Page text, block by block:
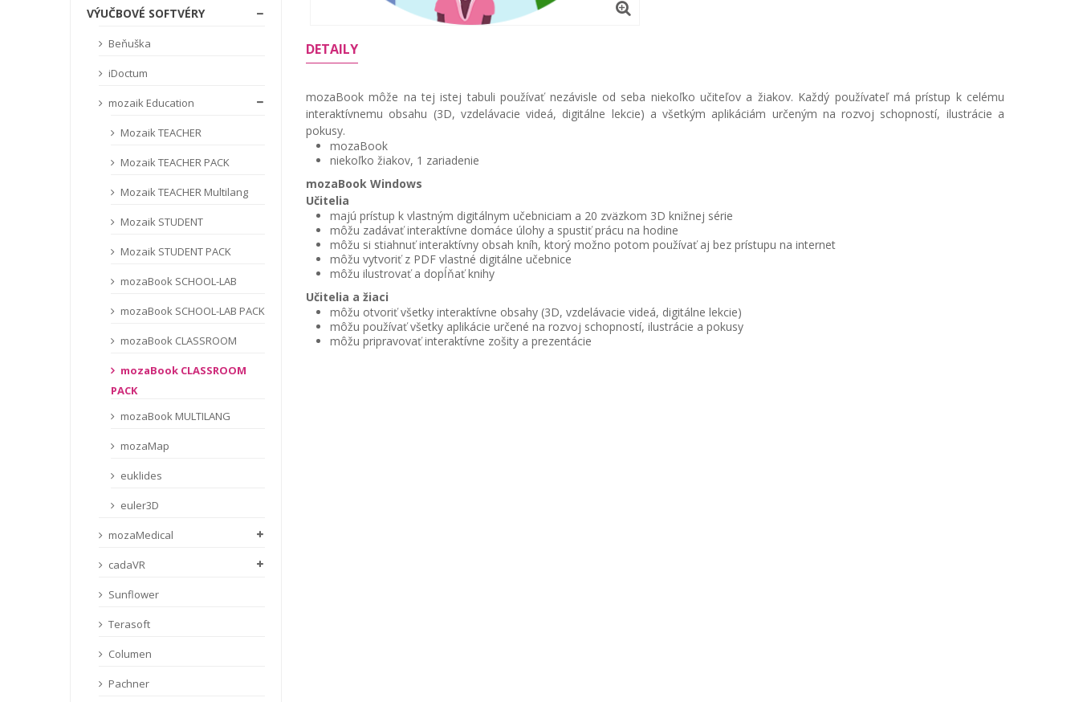
VÝUČBOVÉ SOFTVÉRY
Beňuška
iDoctum
mozaik Education
Mozaik TEACHER
Mozaik TEACHER PACK
Mozaik TEACHER Multilang
Mozaik STUDENT
Mozaik STUDENT PACK
mozaBook SCHOOL-LAB
mozaBook SCHOOL-LAB PACK
mozaBook CLASSROOM
mozaBook CLASSROOM
PACK
mozaBook MULTILANG
mozaMap
euklides
euler3D
mozaMedical
cadaVR
Sunflower
Terasoft
Columen
Pachner
DETAILY
mozaBook môže na tej istej tabuli používať nezávisle od seba niekoľko učiteľov a žiakov. Každý používateľ má prístup k celému
interaktívnemu obsahu (3D, vzdelávacie videá, digitálne lekcie) a všetkým aplikáciám určeným na rozvoj schopností, ilustrácie a
pokusy.
mozaBook
niekoľko žiakov, 1 zariadenie
mozaBook Windows
Učitelia
majú prístup k vlastným digitálnym učebniciam a 20 zväzkom 3D knižnej série
môžu zadávať interaktívne domáce úlohy a spustiť prácu na hodine
môžu si stiahnuť interaktívny obsah kníh, ktorý možno potom používať aj bez prístupu na internet
môžu vytvoriť z PDF vlastné digitálne učebnice
môžu ilustrovať a dopĺňať knihy
Učitelia a žiaci
môžu otvoriť všetky interaktívne obsahy (3D, vzdelávacie videá, digitálne lekcie)
môžu používať všetky aplikácie určené na rozvoj schopností, ilustrácie a pokusy
môžu pripravovať interaktívne zošity a prezentácie